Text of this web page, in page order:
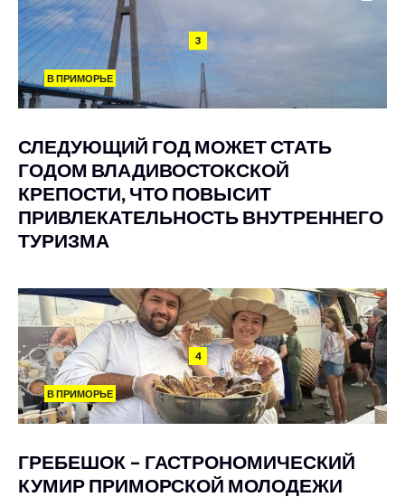
3
В ПРИМОРЬЕ
СЛЕДУЮЩИЙ ГОД МОЖЕТ СТАТЬ
ГОДОМ ВЛАДИВОСТОКСКОЙ
КРЕПОСТИ, ЧТО ПОВЫСИТ
ПРИВЛЕКАТЕЛЬНОСТЬ ВНУТРЕННЕГО
ТУРИЗМА
4
В ПРИМОРЬЕ
ГРЕБЕШОК – ГАСТРОНОМИЧЕСКИЙ
КУМИР ПРИМОРСКОЙ МОЛОДЕЖИ